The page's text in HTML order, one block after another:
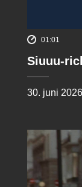
01:01
Siuuu-
30. juni 2026